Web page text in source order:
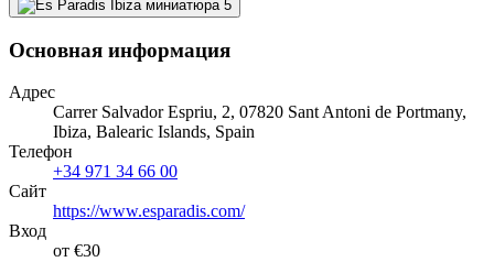
Основная информация
Адрес
Carrer Salvador Espriu, 2, 07820 Sant Antoni de Portmany,
Ibiza, Balearic Islands, Spain
Телефон
+34 971 34 66 00
Сайт
https://www.esparadis.com/
Вход
от €30